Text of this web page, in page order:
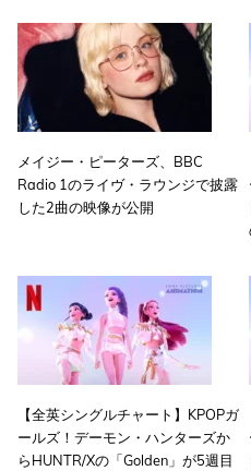
メイジー・ピーターズ、BBC
Radio 1のライヴ・ラウンジで披露
した2曲の映像が公開
【全英シングルチャート】KPOPガ
ールズ！デーモン・ハンターズか
らHUNTR/Xの「Golden」が5週目